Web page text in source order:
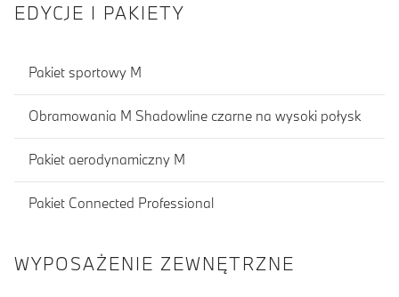
EDYCJE I PAKIETY
Pakiet sportowy M
Obramowania M Shadowline czarne na wysoki połysk
Pakiet aerodynamiczny M
Pakiet Connected Professional
WYPOSAŻENIE ZEWNĘTRZNE